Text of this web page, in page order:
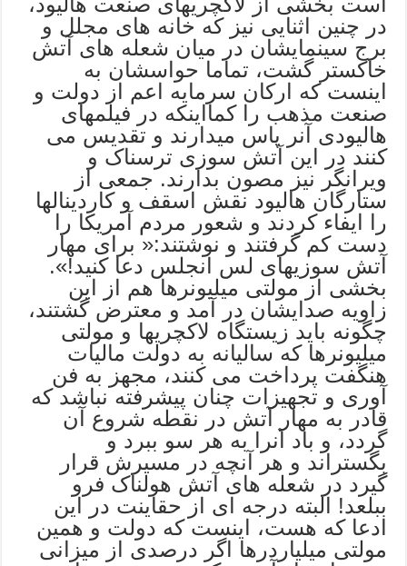
در چنین اثنایی نیز که خانه های مجلل و
برج سینمایشان در میان شعله های آتش
خاکستر گشت، تماما حواسشان به
اینست که ارکان سرمایه اعم از دولت و
صنعت مذهب را کمااینکه در فیلمهای
هالیودی آنر پاس میدارند و تقدیس می
کنند در این آتش سوزی ترسناک و
ویرانگر نیز مصون بدارند. جمعی از
ستارگان هالیود نقش اسقف و کاردینالها
را ایفاء کردند و شعور مردم آمریکا را
دست کم گرفتند و نوشتند:« برای مهار
آتش سوزیهای لس انجلس دعا کنید!».
بخشی از مولتی میلیونرها هم از این
زاویه صدایشان در آمد و معترض گشتند،
چگونه باید زیستگاه لاکچریها و مولتی
میلیونرها که سالیانه به دولت مالیات
هنگفت پرداخت می کنند، مجهز به فن
آوری و تجهیزات چنان پیشرفته نباشد که
قادر به مهار آتش در نقطه شروع آن
گردد، و باد آنرا به هر سو ببرد و
بگستراند و هر آنچه در مسیرش قرار
گیرد در شعله های آتش هولناک فرو
ببلعد! البته درجه ای از حقاینت در این
ادعا که هست، اینست که دولت و همین
مولتی میلیاردرها اگر درصدی از میزانی